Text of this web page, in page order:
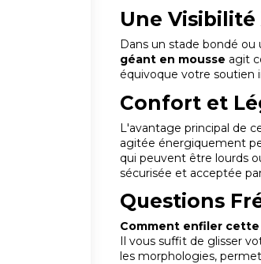
Une
Dans un stade bondé ou
géant en mousse agit
équivoque votre soutien
Confort et
L'avantage principal de
agitée énergiquement
qui peuvent être lourds
sécurisée et acceptée
Questions
Comment enfiler
Il vous suffit de glisser
les morphologies,